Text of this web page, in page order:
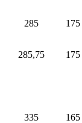
285 175
285,75 175
335 165